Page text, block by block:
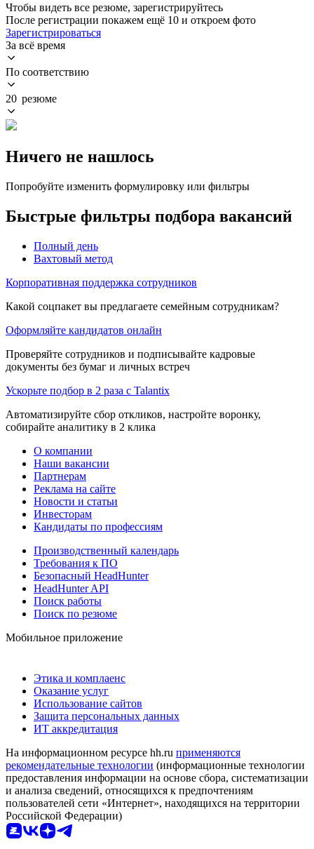
Чтобы видеть все резюме, зарегистрируйтесь
После регистрации покажем ещё 10 и откроем фото
Зарегистрироваться
За всё время
По соответствию
20 резюме
Ничего не нашлось
Попробуйте изменить формулировку или фильтры
Быстрые фильтры подбора вакансий
Полный день
Вахтовый метод
Корпоративная поддержка сотрудников
Какой соцпакет вы предлагаете семейным сотрудникам?
Оформляйте кандидатов онлайн
Проверяйте сотрудников и подписывайте кадровые
документы без бумаг и личных встреч
Ускорьте подбор в 2 раза с Talantix
Автоматизируйте сбор откликов, настройте воронку,
собирайте аналитику в 2 клика
О компании
Наши вакансии
Партнерам
Реклама на сайте
Новости и статьи
Инвесторам
Кандидаты по профессиям
Производственный календарь
Требования к ПО
Безопасный HeadHunter
HeadHunter API
Поиск работы
Поиск по резюме
Мобильное приложение
Этика и комплаенс
Оказание услуг
Использование сайтов
Защита персональных данных
ИТ аккредитация
На информационном ресурсе hh.ru применяются
рекомендательные технологии (информационные технологии
предоставления информации на основе сбора, систематизации
и анализа сведений, относящихся к предпочтениям
пользователей сети «Интернет», находящихся на территории
Российской Федерации)